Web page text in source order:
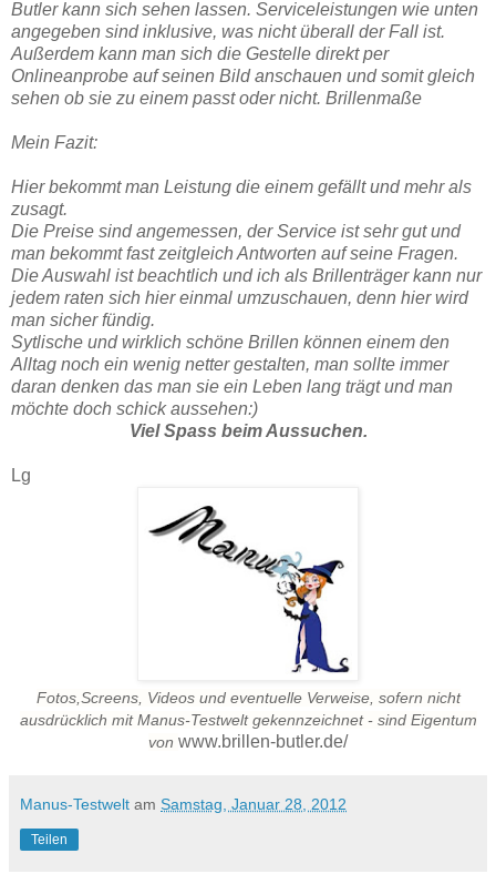
Butler kann sich sehen lassen. Serviceleistungen wie unten
angegeben sind inklusive, was nicht überall der Fall ist.
Außerdem kann man sich die Gestelle direkt per
Onlineanprobe auf seinen Bild anschauen und somit gleich
sehen ob sie zu einem passt oder nicht. Brillenmaße
Mein Fazit:
Hier bekommt man Leistung die einem gefällt und mehr als
zusagt.
Die Preise sind angemessen, der Service ist sehr gut und
man bekommt fast zeitgleich Antworten auf seine Fragen.
Die Auswahl ist beachtlich und ich als Brillenträger kann nur
jedem raten sich hier einmal umzuschauen, denn hier wird
man sicher fündig.
Sytlische und wirklich schöne Brillen können einem den
Alltag noch ein wenig netter gestalten, man sollte immer
daran denken das man sie ein Leben lang trägt und man
möchte doch schick aussehen:)
Viel Spass beim Aussuchen.
Lg
Fotos,Screens, Videos und eventuelle Verweise, sofern nicht
ausdrücklich mit Manus-Testwelt gekennzeichnet - sind Eigentum
von www.brillen-butler.de/
Manus-Testwelt am Samstag, Januar 28, 2012
Teilen